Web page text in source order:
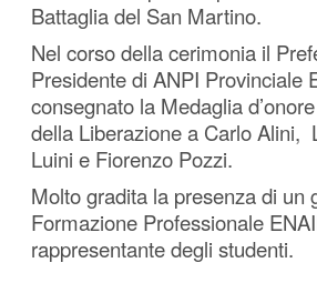
Battaglia del San Martino.
Nel corso della cerimonia il
Presidente di ANPI Provinciale
consegnato la Medaglia
della Liberazione a Carlo Alini,
Luini e Fiorenzo Pozzi.
Molto gradita la presenza di un
Formazione Professionale
rappresentante degli studenti.